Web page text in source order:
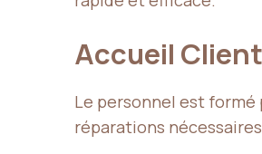
Accueil Client
Le personnel est
réparations